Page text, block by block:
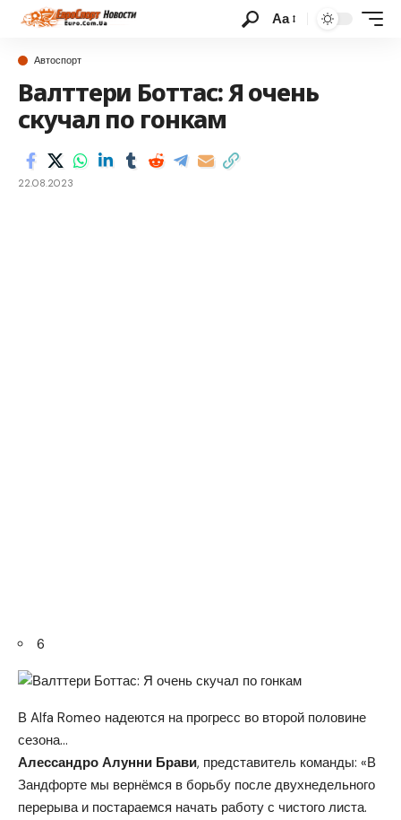
Аа
Автоспорт
Валттери Боттас: Я очень
скучал по гонкам
22.08.2023
6
В Alfa Romeo надеются на прогресс во второй половине
сезона…
Алессандро Алунни Брави, представитель команды: «В
Зандфорте мы вернёмся в борьбу после двухнедельного
перерыва и постараемся начать работу с чистого листа.